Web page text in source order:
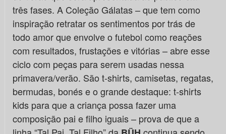
três fases. A Coleção Gálatas – que tem como
inspiração retratar os sentimentos por trás de
todo amor que envolve o futebol como reações
com resultados, frustações e vitórias – abre esse
ciclo com peças para serem usadas nessa
primavera/verão. São t-shirts, camisetas, regatas,
bermudas, bonés e o grande destaque: t-shirts
kids para que a criança possa fazer uma
composição pai e filho iguais – prova de que a